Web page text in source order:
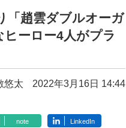
「趙雲ダブルオーガ
ーロー4人がプラ
悠太 2022年3月16日 14:44
note LinkedIn